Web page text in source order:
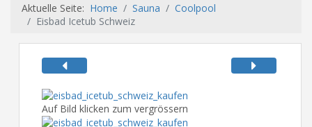
Aktuelle Seite: Home Sauna
Coolpool
Eisbad Icetub Schweiz
Auf Bild klicken zum vergrössern